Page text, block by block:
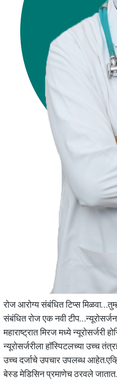
रोज आरोग्य संबंधित टिप्स
संबंधित रोज एक नवी
महाराष्ट्रात मिरज मध्ये
न्यूरोसर्जरीला हॉस्पिटलच्या उच्च
उच्च दर्जाचे उपचार उपलब्ध
बेस्ड मेडिसिन प्रमाणेच ठरवले जातात.